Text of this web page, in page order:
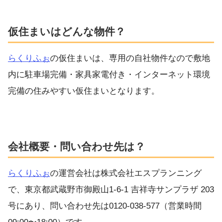
仮住まいはどんな物件？
らくりふぉの仮住まいは、専用の自社物件なので敷地
内に駐車場完備・家具家電付き・インターネット環境
完備の住みやすい仮住まいとなります。
会社概要・問い合わせ先は？
らくりふぉの運営会社は株式会社エスプランニング
で、東京都武蔵野市御殿山1-6-1 吉祥寺サンプラザ 203
号にあり、問い合わせ先は0120-038-577（営業時間